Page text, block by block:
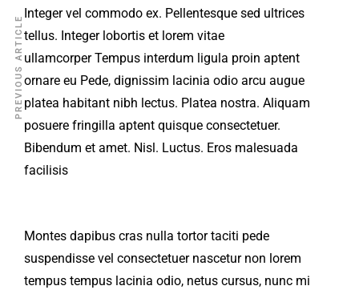
Integer vel commodo ex. Pellentesque sed ultrices
tellus. Integer lobortis et lorem vitae
ullamcorper Tempus interdum ligula proin aptent
ornare eu Pede, dignissim lacinia odio arcu augue
platea habitant nibh lectus. Platea nostra. Aliquam
posuere fringilla aptent quisque consectetuer.
Bibendum et amet. Nisl. Luctus. Eros malesuada
facilisis
Montes dapibus cras nulla tortor taciti pede
suspendisse vel consectetuer nascetur non lorem
tempus tempus lacinia odio, netus cursus, nunc mi
PREVIOUS ARTICLE